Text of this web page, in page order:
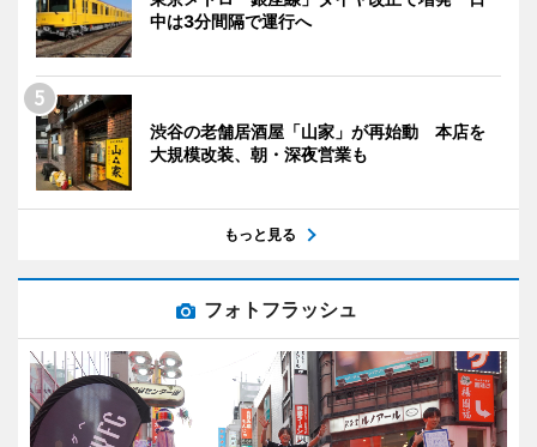
中は3分間隔で運行へ
渋谷の老舗居酒屋「山家」が再始動 本店を
大規模改装、朝・深夜営業も
もっと見る
フォトフラッシュ